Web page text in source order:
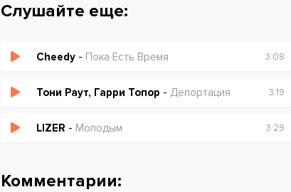
Слушайте еще:
Cheedy - Пока Есть Время 3:08
Тони Раут, Гарри Топор - Депортация 3:19
LIZER - Молодым 3:29
Комментарии: